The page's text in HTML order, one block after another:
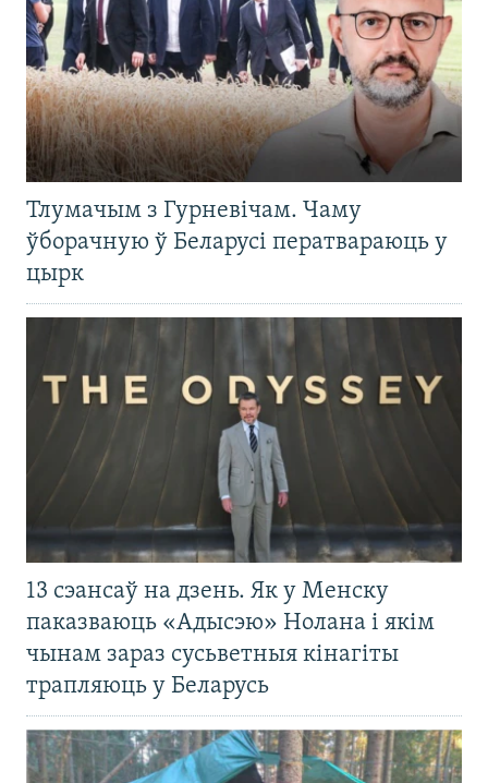
Тлумачым з Гурневічам. Чаму
ўборачную ў Беларусі ператвараюць у
цырк
13 сэансаў на дзень. Як у Менску
паказваюць «Адысэю» Нолана і якім
чынам зараз сусьветныя кінагіты
трапляюць у Беларусь